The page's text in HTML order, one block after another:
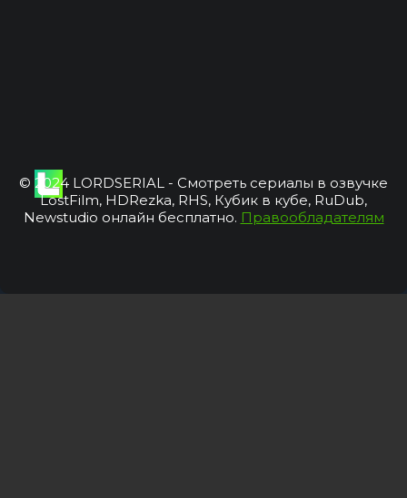
© 2024 LORDSERIAL - Смотреть сериалы в озвучке
LostFilm, HDRezka, RHS, Кубик в кубе, RuDub,
Newstudio онлайн бесплатно. Правообладателям